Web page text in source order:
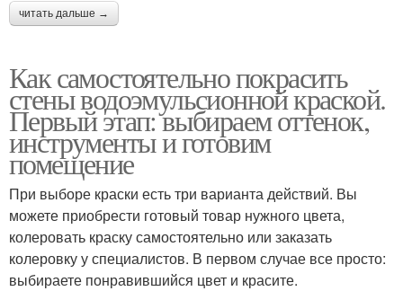
читать дальше →
Как самостоятельно покрасить
стены водоэмульсионной краской.
Первый этап: выбираем оттенок,
инструменты и готовим
помещение
При выборе краски есть три варианта действий. Вы
можете приобрести готовый товар нужного цвета,
колеровать краску самостоятельно или заказать
колеровку у специалистов. В первом случае все просто:
выбираете понравившийся цвет и красите.